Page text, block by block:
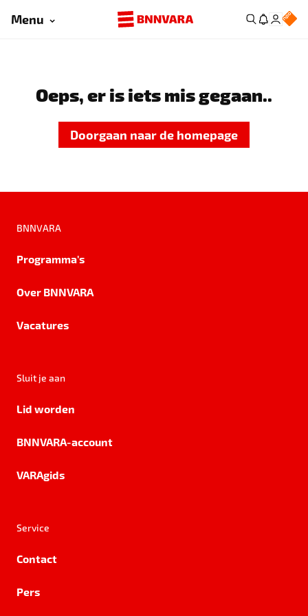
Menu
Oeps, er is iets mis gegaan..
Doorgaan naar de homepage
BNNVARA
Programma's
Over BNNVARA
Vacatures
Sluit je aan
Lid worden
BNNVARA-account
VARAgids
Service
Contact
Pers